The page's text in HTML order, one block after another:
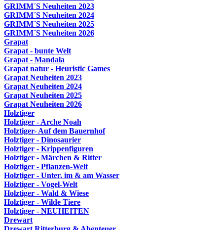
GRIMM´S Neuheiten 2023
GRIMM´S Neuheiten 2024
GRIMM´S Neuheiten 2025
GRIMM´S Neuheiten 2026
Grapat
Grapat - bunte Welt
Grapat - Mandala
Grapat natur - Heuristic Games
Grapat Neuheiten 2023
Grapat Neuheiten 2024
Grapat Neuheiten 2025
Grapat Neuheiten 2026
Holztiger
Holztiger - Arche Noah
Holztiger- Auf dem Bauernhof
Holztiger - Dinosaurier
Holztiger - Krippenfiguren
Holztiger - Märchen & Ritter
Holztiger - Pflanzen-Welt
Holztiger - Unter, im & am Wasser
Holztiger - Vogel-Welt
Holztiger - Wald & Wiese
Holztiger - Wilde Tiere
Holztiger - NEUHEITEN
Drewart